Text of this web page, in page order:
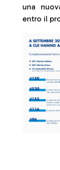
una
entro il